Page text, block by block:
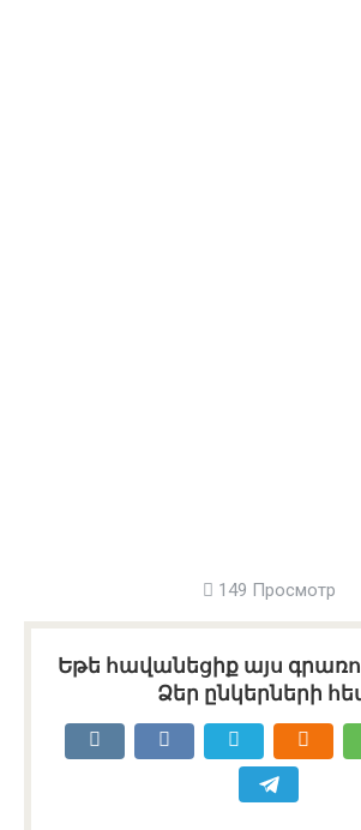
149 Просмотр
Եթե հավանեցիք այս
Ձեր ընկերների